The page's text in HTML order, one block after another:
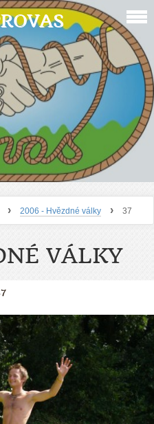
› 2006 - Hvězdné války › 37
VÁLKY